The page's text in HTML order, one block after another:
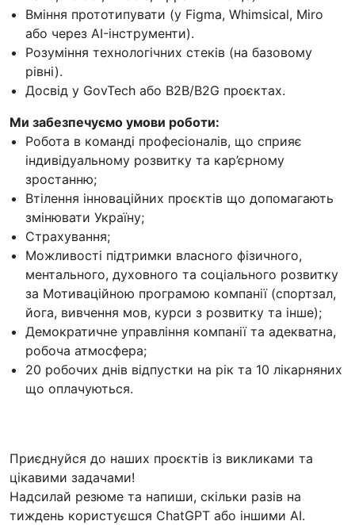
Вміння прототипувати (у Figma, Whimsical, Miro
або через AI-інструменти).
Розуміння технологічних стеків (на базовому
рівні).
Досвід у GovTech або B2B/B2G проєктах.
Ми забезпечуємо умови роботи:
Робота в команді професіоналів, що сприяє
індивідуальному розвитку та кар’єрному
зростанню;
Втілення інноваційних проєктів що допомагають
змінювати Україну;
Страхування;
Можливості підтримки власного фізичного,
ментального, духовного та соціального розвитку
за Мотиваційною програмою компанії (спортзал,
йога, вивчення мов, курси з розвитку та інше);
Демократичне управління компанії та адекватна,
робоча атмосфера;
20 робочих днів відпустки на рік та 10 лікарняних
що оплачуються.
Приєднуйся до наших проєктів із викликами та
цікавими задачами!
Надсилай резюме та напиши, скільки разів на
тиждень користуєшся ChatGPT або іншими AI.